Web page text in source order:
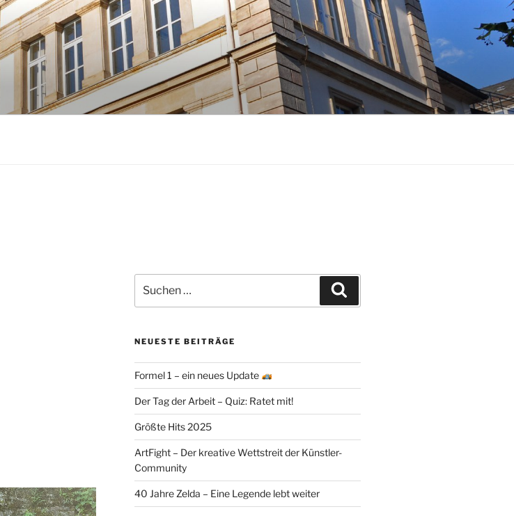
nach:
NEUESTE BEITRÄGE
Formel 1 – ein neues Update
Der Tag der Arbeit – Quiz: Ratet mit!
Größte Hits 2025
ArtFight – Der kreative Wettstreit der Künstler-
Community
40 Jahre Zelda – Eine Legende lebt weiter